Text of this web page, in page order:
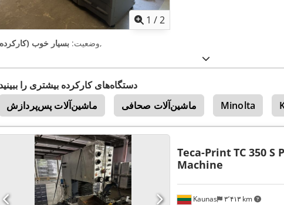
1 /2
وضعیت: بسیار خوب ,
دستگاه‌های کارکرده بیشتری را
ماشین‌آلات پس‌پردازش
ماشین‌آلات صحافی Minolta
Kaunas ۳٬۴۱۳ km
Teca-PrintTC 350 S
Machine